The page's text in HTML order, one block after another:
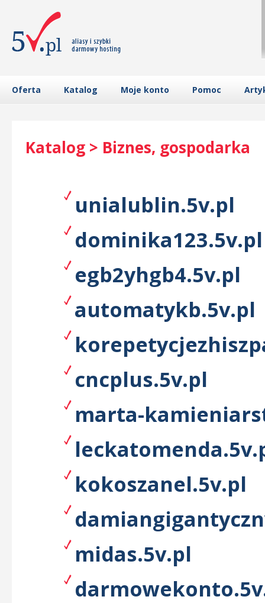
Oferta Katalog Moje konto Pomoc
Katalog > Biznes, gospodarka
unialublin.5v.pl
dominika123.5v.pl
egb2yhgb4.5v.pl
automatykb.5v.pl
cncplus.5v.pl
marta-
kokoszanel.5v.pl
midas.5v.pl